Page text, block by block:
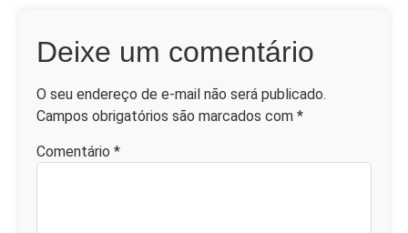
Deixe um comentário
O seu endereço de e-mail não será publicado.
Campos obrigatórios são marcados com *
Comentário *